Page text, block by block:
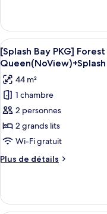
Day
Only)
(Usage:
CI
Day
Only)
Tower
Lake
Deluxe
Double
Queen
+
SplashBayTicket,4Pax
(Usage:
CI
Day
le
type
de
chambre
Bay
PKG]
Ocean
Tower
Lake
Double
Queen
+
CI
Afficher
toutes
les
photos
pour
ce
type
de
chambre :
[Splash
PKG]
Forest
4
[Splash Bay PKG]
44 m²
1 chambre
2 personnes
2 grands lits
Wi-Fi gratuit
Plus de détails
Plus
le
type